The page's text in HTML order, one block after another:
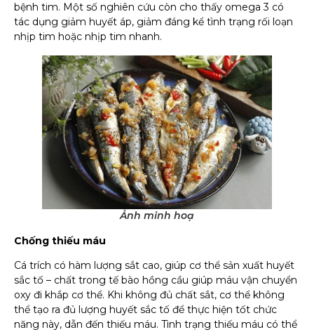
bệnh tim. Một số nghiên cứu còn cho thấy omega 3 có
tác dụng giảm huyết áp, giảm đáng kể tình trạng rối loạn
Ảnh minh hoạ
Chống thiếu máu
Cá trích có hàm lượng sắt cao, giúp cơ thể sản xuất huyết
sắc tố – chất trong tế bào hồng cầu giúp máu vận chuyển
oxy đi khắp cơ thể. Khi không đủ chất sắt, cơ thể không
thể tạo ra đủ lượng huyết sắc tố để thực hiện tốt chức
năng này, dẫn đến thiếu máu. Tình trạng thiếu máu có thể